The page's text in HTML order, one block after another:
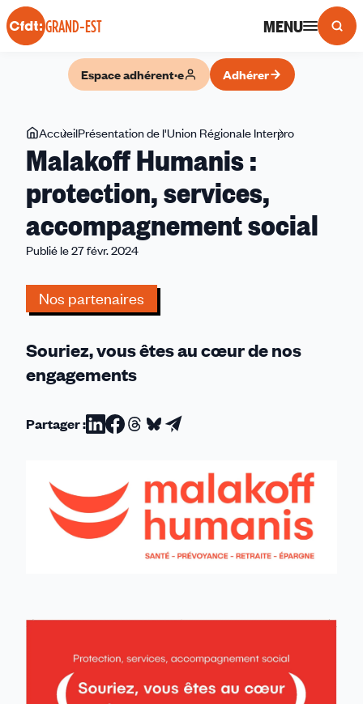
Panneau de gestion des cookies
GRAND-EST MENU
Espace adhérent·e Adhérer
Vous
êtes
ici
AccueilPrésentation de l'Union Régionale Interpro
services,
Malakoff Humanis :
protection, services,
accompagnement social
Publié le 27 févr. 2024
Nos partenaires
Souriez, vous êtes au cœur de nos
engagements
Partager :Partager
Linkedin
Partager
Facebook
Partager
Threads
Partager
Bluesky
Partager
email